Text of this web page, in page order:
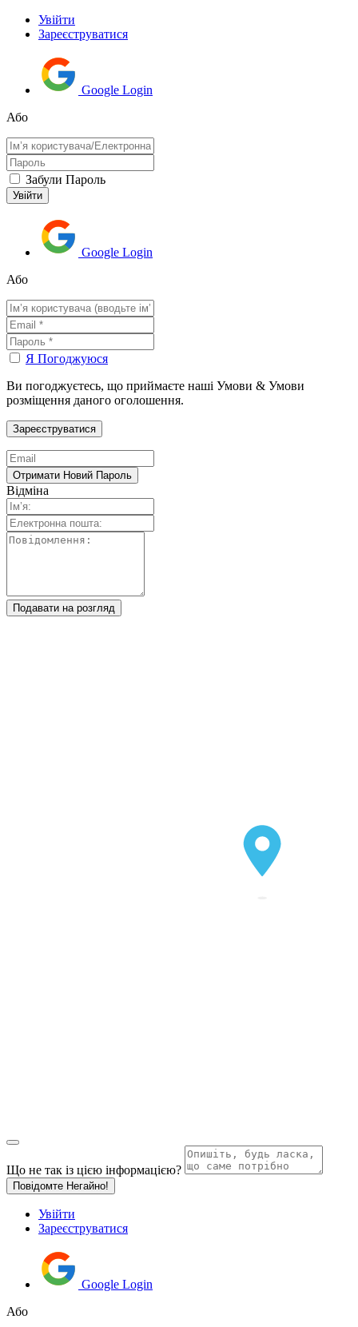
Увійти
Зареєструватися
Google Login
Або
Забули Пароль
Google Login
Або
Я Погоджуюся
Ви погоджуєтесь, що приймаєте наші Умови & Умови
розміщення даного оголошення.
Відміна
Що не так із цією інформацією?
Повідомте Негайно!
Увійти
Зареєструватися
Google Login
Або